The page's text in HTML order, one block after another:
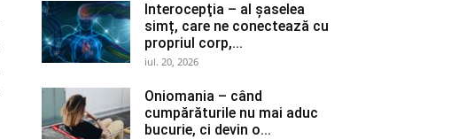
Interocepţia – al șaselea
simț, care ne conectează cu
propriul corp,...
iul. 20, 2026
Oniomania – când
cumpărăturile nu mai aduc
bucurie, ci devin o...